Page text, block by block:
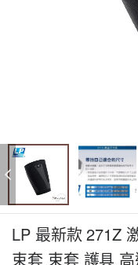
LP 最新款 271Z
束套 束套 護具